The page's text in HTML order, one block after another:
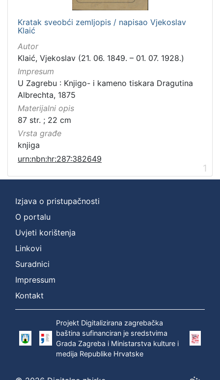
Kratak sveobći zemljopis / napisao Vjekoslav
Klaić
Autor
Klaić, Vjekoslav (21. 06. 1849. – 01. 07. 1928.)
Impresum
U Zagrebu : Knjigo- i kameno tiskara Dragutina
Albrechta, 1875
Materijalni opis
87 str. ; 22 cm
Vrsta građe
knjiga
urn:nbn:hr:287:382649
1
Izjava o pristupačnosti
O portalu
Uvjeti korištenja
Linkovi
Suradnici
Impressum
Kontakt
Projekt Digitalizirana zagrebačka
baština sufinanciran je sredstvima
Grada Zagreba i Ministarstva kulture i
medija Republike Hrvatske